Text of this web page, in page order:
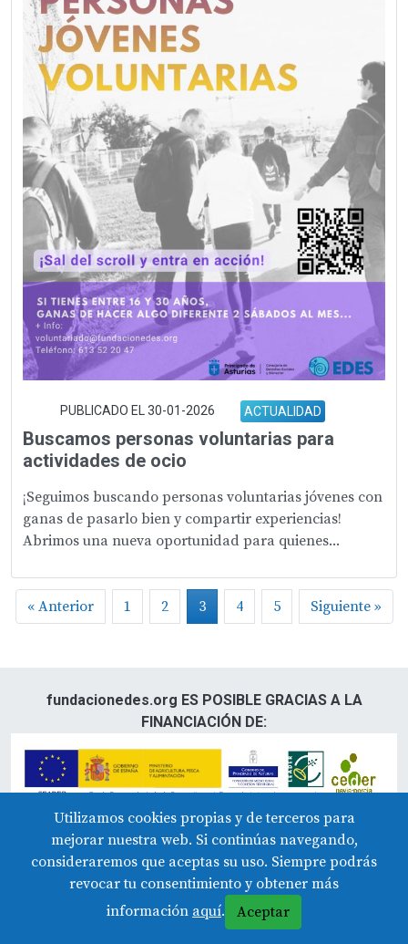
PUBLICADO EL 30-01-2026 ACTUALIDAD
Buscamos personas voluntarias para
actividades de ocio
¡Seguimos buscando personas voluntarias jóvenes con
ganas de pasarlo bien y compartir experiencias!
Abrimos una nueva oportunidad para quienes...
« Anterior 1 2 3 4 5 Siguiente »
fundacionedes.org ES POSIBLE GRACIAS A LA
FINANCIACIÓN DE:
El Cabillón s/n., 33740 Tapia de Casariego. Asturias.
Tfno: 985 628192
Utilizamos cookies propias y de terceros para
mejorar nuestra web. Si continúas navegando,
consideraremos que aceptas su uso. Siempre podrás
revocar tu consentimiento y obtener más
información aquí. Aceptar